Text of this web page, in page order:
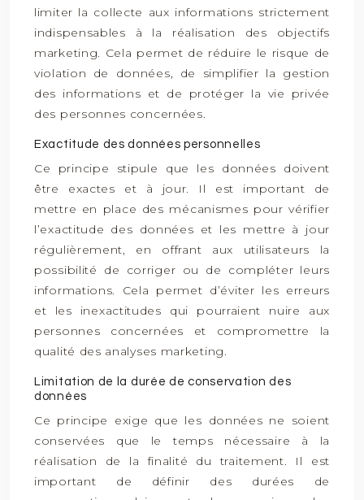
limiter la collecte aux informations strictement
indispensables à la réalisation des objectifs
marketing. Cela permet de réduire le risque de
violation de données, de simplifier la gestion
des informations et de protéger la vie privée
des personnes concernées.
Exactitude des données personnelles
Ce principe stipule que les données doivent
être exactes et à jour. Il est important de
mettre en place des mécanismes pour vérifier
l’exactitude des données et les mettre à jour
régulièrement, en offrant aux utilisateurs la
possibilité de corriger ou de compléter leurs
informations. Cela permet d’éviter les erreurs
et les inexactitudes qui pourraient nuire aux
personnes concernées et compromettre la
qualité des analyses marketing.
Limitation de la durée de conservation des
données
Ce principe exige que les données ne soient
conservées que le temps nécessaire à la
réalisation de la finalité du traitement. Il est
important de définir des durées de